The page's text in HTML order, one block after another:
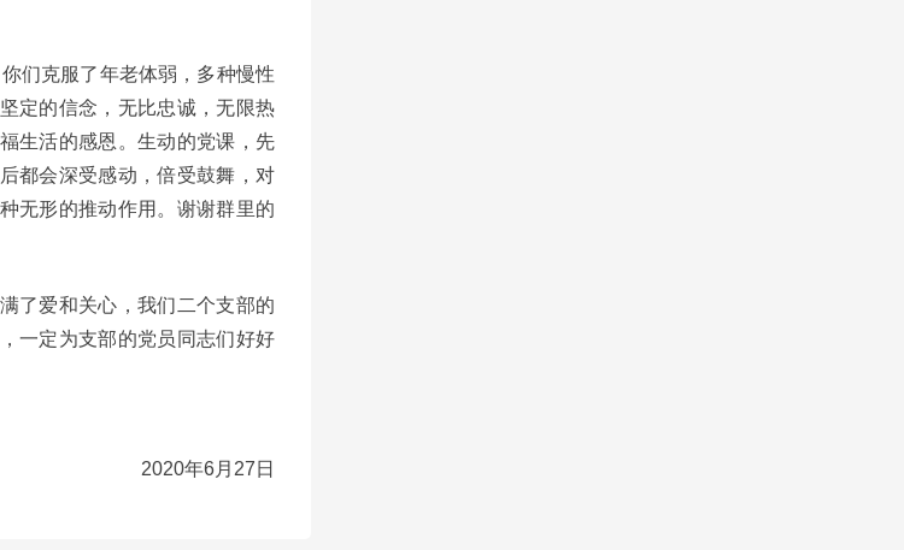
们克服了年老体弱，多种慢性
定的信念，无比忠诚，无限热
生活的感恩。生动的党课，先
都会深受感动，倍受鼓舞，对
无形的推动作用。谢谢群里的
了爱和关心，我们二个支部的
一定为支部的党员同志们好好
2020年6月27日